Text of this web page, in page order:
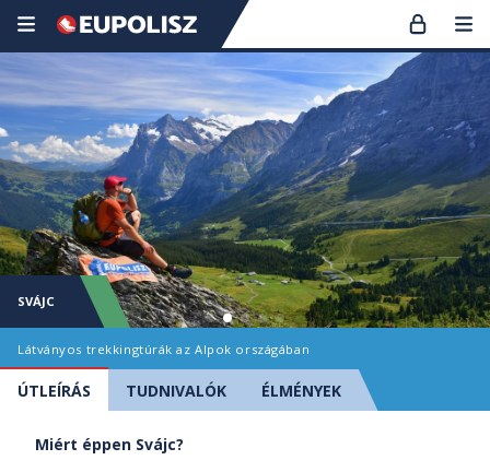
SVÁJC
Látványos trekkingtúrák az Alpok országában
ÚTLEÍRÁS TUDNIVALÓK ÉLMÉNYEK
Miért éppen Svájc?